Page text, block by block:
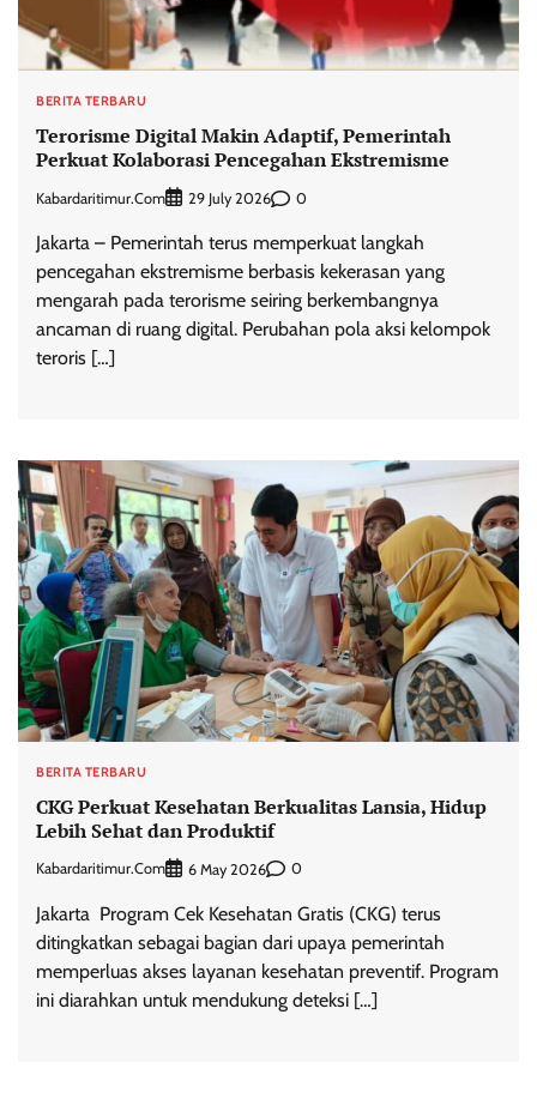
BERITA TERBARU
Terorisme Digital Makin Adaptif, Pemerintah
Perkuat Kolaborasi Pencegahan Ekstremisme
Kabardaritimur.com 29 July 2026 0
Jakarta – Pemerintah terus memperkuat langkah
pencegahan ekstremisme berbasis kekerasan yang
mengarah pada terorisme seiring berkembangnya
ancaman di ruang digital. Perubahan pola aksi kelompok
teroris […]
BERITA TERBARU
CKG Perkuat Kesehatan Berkualitas Lansia, Hidup
Lebih Sehat dan Produktif
Kabardaritimur.com 6 May 2026 0
Jakarta  Program Cek Kesehatan Gratis (CKG) terus
ditingkatkan sebagai bagian dari upaya pemerintah
memperluas akses layanan kesehatan preventif. Program
ini diarahkan untuk mendukung deteksi […]